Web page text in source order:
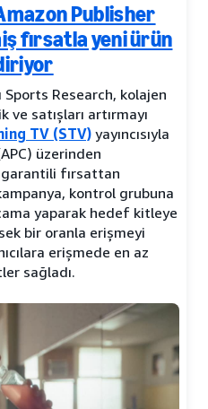
Publisher
fırsatla yeni ürün
Sports Research, kolajen
satışları artırmayı
TV (STV) yayıncısıyla
üzerinden
fırsattan
kontrol grubuna
yaparak hedef kitleye
bir oranla erişmeyi
erişmede en az
sağladı.